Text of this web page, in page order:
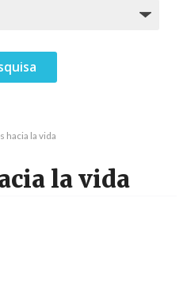
hacia la vida
la vida